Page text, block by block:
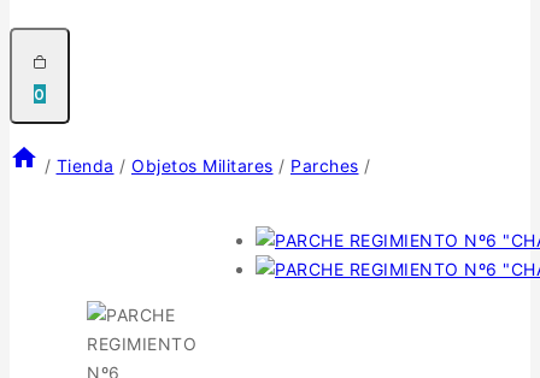
0
/ Tienda / Objetos Militares / Parches /